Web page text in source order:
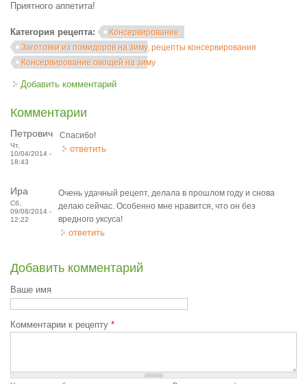
Приятного аппетита!
Категория рецепта:
Консервирование
Заготовки из помидоров на зиму, рецепты консервирования
Консервирование овощей на зиму
Добавить комментарий
Комментарии
Петрович
Чт,
10/04/2014 -
18:43
Спасибо!
ответить
Ира
Сб,
09/08/2014 -
12:22
Очень удачный рецепт, делала в прошлом году и снова
делаю сейчас. Особенно мне нравится, что он без
вредного уксуса!
ответить
Добавить комментарий
Ваше имя
Комментарии к рецепту *